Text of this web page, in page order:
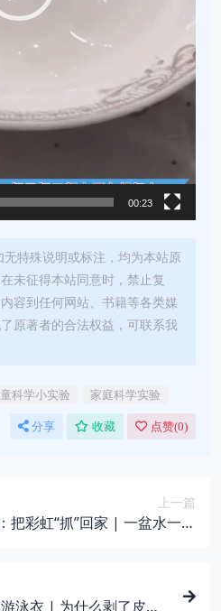
00:23
特殊说明或标注，均为本站原
未征得本站同意时，禁止复
容到任何网站、书籍等各类媒
原著者的合法权益，可联系我
科学小实验 家庭科学实验
分享 收藏 点赞(0)
上一篇
把彩虹“抓”回家 | 一盆水一面
泳衣 | 为什么剥了皮的